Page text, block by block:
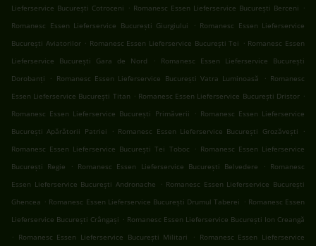
Lieferservice București Cotroceni . Romanesc Essen Lieferservice București Berceni .
Romanesc Essen Lieferservice București Giurgiului
. Romanesc Essen Lieferservice
București Aviatorilor . Romanesc Essen Lieferservice București Tei . Romanesc Essen
Lieferservice București Gara de Nord
.
Romanesc Essen Lieferservice București
Dorobanți
. Romanesc Essen Lieferservice București Vatra Luminoasă . Romanesc
Essen Lieferservice București Titan . Romanesc Essen Lieferservice București Dristor .
Romanesc Essen Lieferservice București Primăverii
. Romanesc Essen Lieferservice
București Apărătorii Patriei
. Romanesc Essen Lieferservice București Grozăvești
.
Romanesc Essen Lieferservice București Tei Toboc
. Romanesc Essen Lieferservice
București Regie
. Romanesc Essen Lieferservice București Belvedere . Romanesc
Essen Lieferservice București Andronache
. Romanesc Essen Lieferservice București
Ghencea . Romanesc Essen Lieferservice București Drumul Taberei . Romanesc Essen
Lieferservice București Crângași . Romanesc Essen Lieferservice București Ion Creangă
. Romanesc Essen Lieferservice București Militari . Romanesc Essen Lieferservice